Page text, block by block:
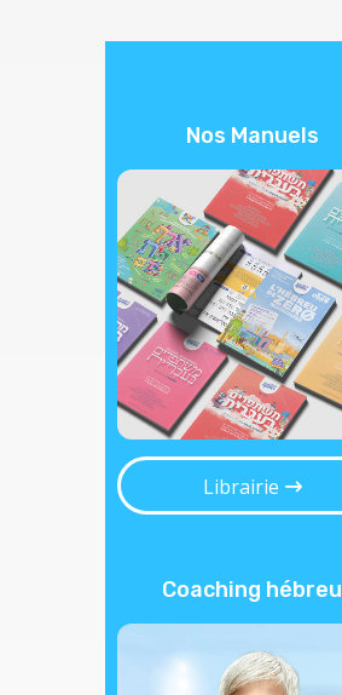
Nos Manuels
Librairie
Coaching hébreu